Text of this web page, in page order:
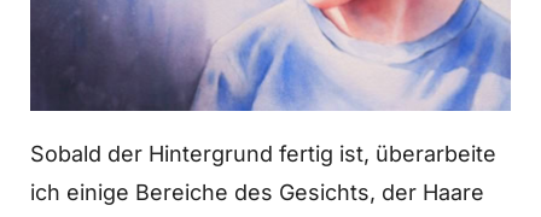
Sobald der Hintergrund fertig ist, überarbeite
ich einige Bereiche des Gesichts, der Haare